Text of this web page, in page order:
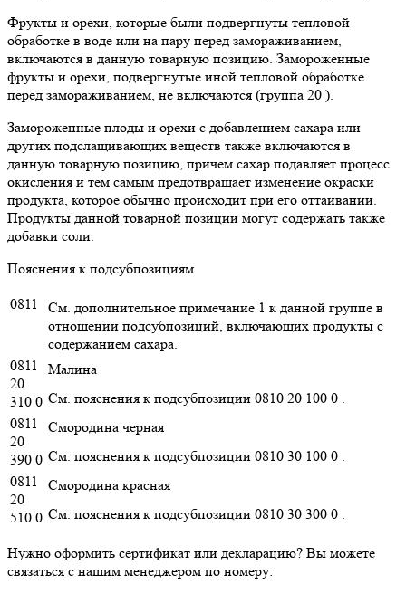
Фрукты и орехи, которые были подвергнуты тепловой
обработке в воде или на пару перед замораживанием,
включаются в данную товарную позицию. Замороженные
фрукты и орехи, подвергнутые иной тепловой обработке
перед замораживанием, не включаются (группа 20 ).
Замороженные плоды и орехи с добавлением сахара или
других подслащивающих веществ также включаются в
данную товарную позицию, причем сахар подавляет процесс
окисления и тем самым предотвращает изменение окраски
продукта, которое обычно происходит при его оттаивании.
Продукты данной товарной позиции могут содержать также
добавки соли.
Пояснения к подсубпозициям
0811
См. дополнительное примечание 1 к данной группе в
отношении подсубпозиций, включающих продукты с
содержанием сахара.
0811
20
310 0
Малина
См. пояснения к подсубпозиции 0810 20 100 0 .
0811
20
390 0
Смородина черная
См. пояснения к подсубпозиции 0810 30 100 0 .
0811
20
510 0
Смородина красная
См. пояснения к подсубпозиции 0810 30 300 0 .
Нужно оформить сертификат или декларацию? Вы можете
связаться с нашим менеджером по номеру: